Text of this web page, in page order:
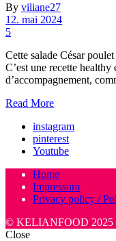
By viliane27
12. mai 2024
5
Cette salade César
C’est une recette
d’accompagnement,
Read More
instagram
pinterest
Youtube
Home
Impressum
Privacy policy /
© KELIANFOOD 2025
Close